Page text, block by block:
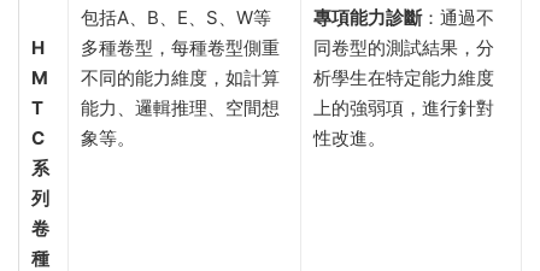
H
M
T
C
系
列
卷
種
包括A、B、E、S、W等
多種卷型，每種卷型側重
不同的能力維度，如計算
能力、邏輯推理、空間想
象等。
專項能力診斷​：通過不
同卷型的測試結果，分
析學生在特定能力維度
上的強弱項，進行針對
性改進。